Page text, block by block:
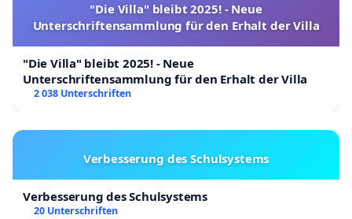
"Die Villa" bleibt 2025! - Neue
Unterschriftensammlung für den Erhalt der Villa
"Die Villa" bleibt 2025! - Neue
Unterschriftensammlung für den Erhalt der Villa
2 038 Unterschriften
Verbesserung des Schulsystems
Verbesserung des Schulsystems
20 Unterschriften